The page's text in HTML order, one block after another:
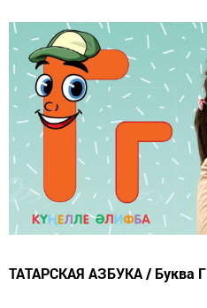
ТАТАРСКАЯ АЗБУКА / Буква Г